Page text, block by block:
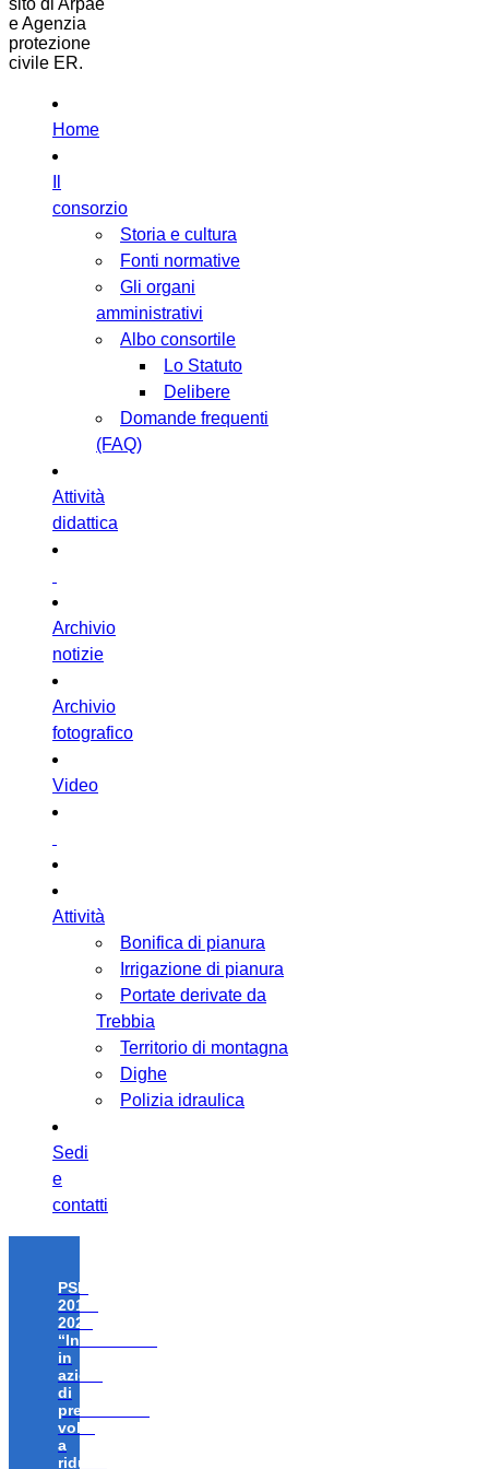
sito di Arpae
e Agenzia
protezione
civile ER.
Home
consorzio
Storia e cultura
Fonti normative
Gli organi
amministrativi
Albo consortile
Lo Statuto
Delibere
Domande frequenti
(FAQ)
Attività
didattica
Archivio
notizie
Archivio
fotografico
Video
Attività
Bonifica di pianura
Irrigazione di pianura
Portate derivate da
Trebbia
Territorio di montagna
Dighe
Polizia idraulica
Sedi
e
contatti
PSR
2014-
2020
“Investimenti
in
azioni
di
prevenzione
volte
a
ridurre